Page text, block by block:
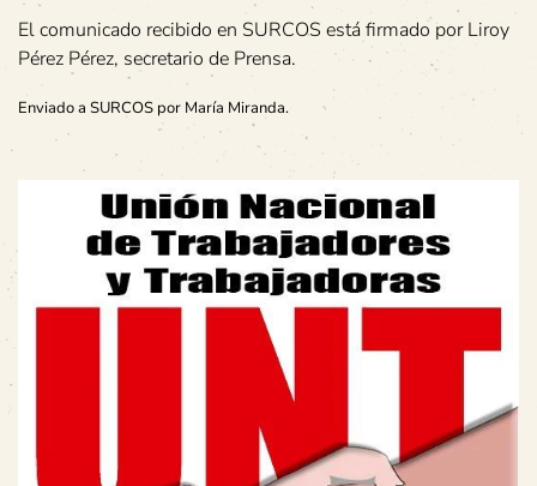
El comunicado recibido en SURCOS está firmado por Liroy
Pérez Pérez, secretario de Prensa.
Enviado a SURCOS por María Miranda.